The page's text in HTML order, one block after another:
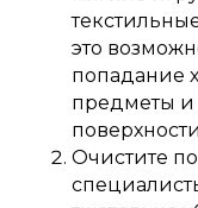
это
попадание
предметы и
Очистите